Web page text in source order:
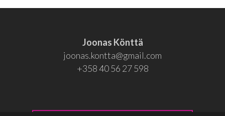
Joonas Könttä
joonas.kontta@gmail.com
+358 40 56 27 598